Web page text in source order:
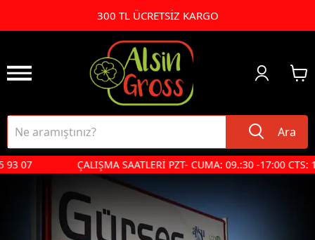
300 TL ÜCRETSİZ KARGO
Ara
ÇALIŞMA SAATLERİ PZT- CUMA: 09.:30 -17:00 CTS: 10:00 -